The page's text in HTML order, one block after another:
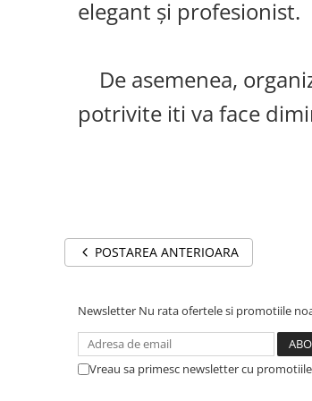
elegant și profesionist.
De asemenea,
potrivite iti va face
POSTAREA ANTERIOARA
Newsletter Nu rata ofertele si promotiile
Vreau sa primesc newsletter cu